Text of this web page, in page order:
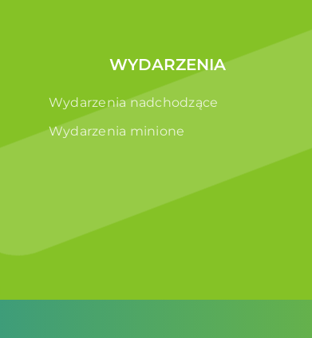
WYDARZENIA
Wydarzenia nadchodzące
Wydarzenia minione